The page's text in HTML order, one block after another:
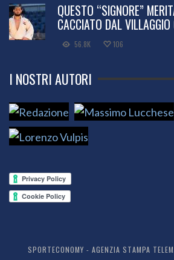
QUESTO “SIGNORE”
CACCIATO DAL
56.8K 106
I NOSTRI AUTORI
SPORTECONOMY - AGENZIA STAMPA